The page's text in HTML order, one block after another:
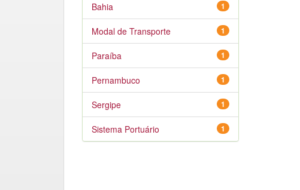
1
Bahia
1
Modal de Transporte
1
Paraíba
1
Pernambuco
1
Sergipe
1
Sistema Portuário